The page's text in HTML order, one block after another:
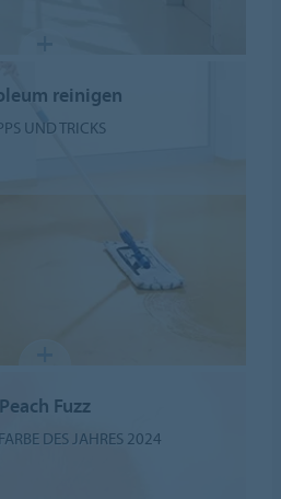
reinigen
UND TRICKS
Peach Fuzz
DES JAHRES 2024